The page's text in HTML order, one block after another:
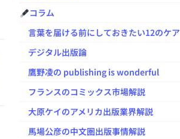
コラム
言葉を届ける前にしておきたい12のケア
デジタル出版論
鷹野凌の publishing is wonderful
フランスのコミックス市場解説
大原ケイのアメリカ出版業界解説
馬場公彦の中文圏出版事情解説